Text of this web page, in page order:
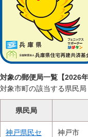
対象の郵便局一覧【2026
対象市町の該当する県民
県民局
神戸県民セ
神戸市